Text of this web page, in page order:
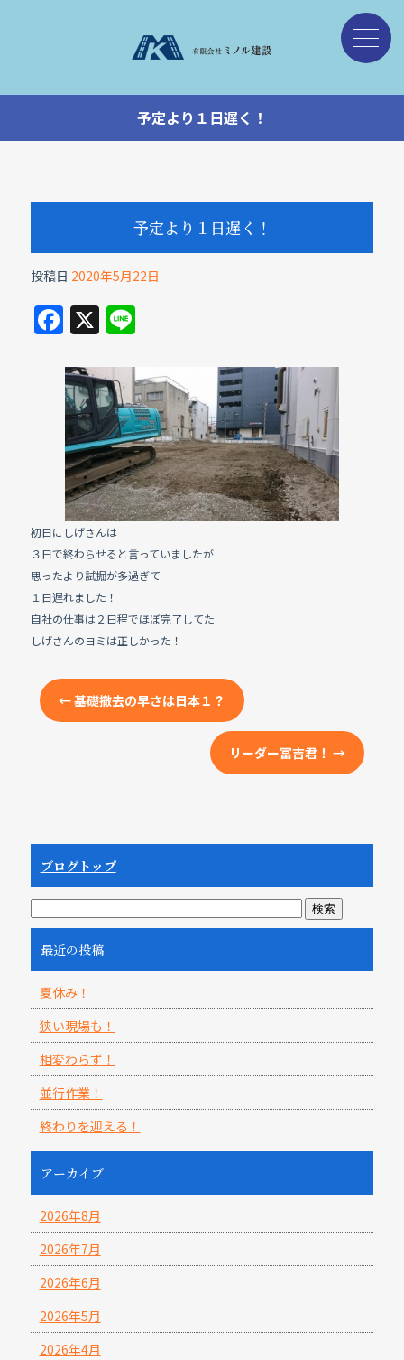
予定より１日遅く！
予定より１日遅く！
投稿日 2020年5月22日
F
a
c
e
b
o
o
k
X Li
e
初日にしげさんは
３日で終わらせると言っていましたが
思ったより試掘が多過ぎて
１日遅れました！
自社の仕事は２日程でほぼ完了してた
しげさんのヨミは正しかった！
←基礎撤去の早さは日本１？
リーダー冨吉君！→
ブログトップ
最近の投稿
夏休み！
狭い現場も！
相変わらず！
並行作業！
終わりを迎える！
アーカイブ
2026年8月
2026年7月
2026年6月
2026年5月
2026年4月